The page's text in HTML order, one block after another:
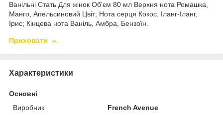
Ванільні Стать Для жінок Об'єм 80 мл Верхня нота Ромашка,
Манго, Апельсиновий Цвіт; Нота серця Кокос, Іланг-Іланг,
Ірис; Кінцева нота Ваніль, Амбра, Бензоїн.
Приховати
Характеристики
Основні
Виробник
French Avenue